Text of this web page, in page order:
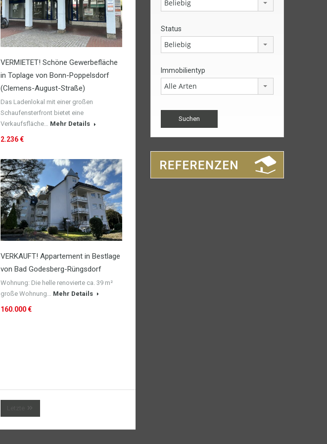
VERMIETET! Schöne Gewerbefläche
in Toplage von Bonn-Poppelsdorf
(Clemens-August-Straße)
Das Ladenlokal mit einer großen
Schaufensterfront bietet eine
Verkaufsfläche… Mehr Details
2.236 €
VERKAUFT! Appartement in Bestlage
von Bad Godesberg-Rüngsdorf
Wohnung: Die helle renovierte ca. 39 m²
große Wohnung… Mehr Details
160.000 €
Beliebig
Status
Beliebig
Immobilientyp
Alle Arten